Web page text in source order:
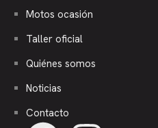
Motos ocasión
Taller oficial
Quiénes somos
Noticias
Contacto